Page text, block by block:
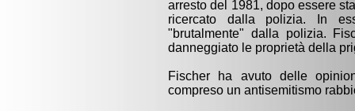
arresto del 1981, dopo essere
ricercato dalla polizia. In
"brutalmente" dalla polizia.
danneggiato le proprietà della
Fischer ha avuto delle
compreso un antisemitismo